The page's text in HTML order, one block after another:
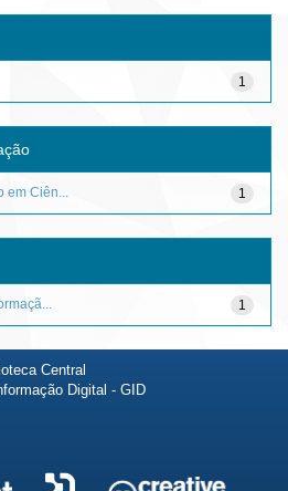
1
1
Ciên...
1
Central
Digital - GID